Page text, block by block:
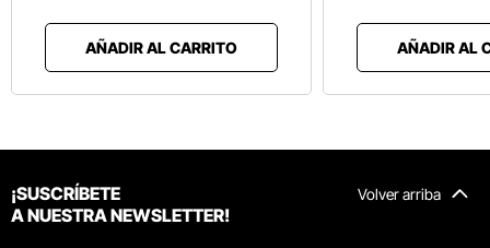
AÑADIR AL CARRITO AÑADIR AL
Volver arriba
¡SUSCRÍBETE
A NUESTRA NEWSLETTER!